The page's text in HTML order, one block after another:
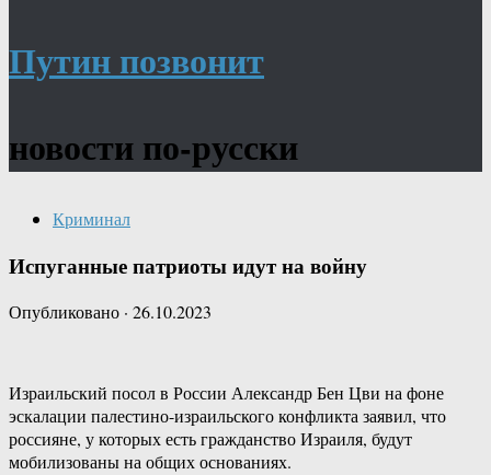
Путин позвонит
новости по-русски
Криминал
Испуганные патриоты идут на войну
Опубликовано · 26.10.2023
Израильский посол в России Александр Бен Цви на фоне
эскалации палестино-​израильского конфликта заявил, что
россияне, у которых есть гражданство Израиля, будут
мобилизованы на общих основаниях.